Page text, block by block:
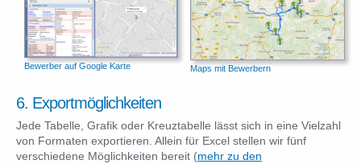
Bewerber auf Google Karte Maps mit Bewerbern
6. Exportmöglichkeiten
Jede Tabelle, Grafik oder Kreuztabelle lässt sich in eine Vielzahl
von Formaten exportieren. Allein für Excel stellen wir fünf
verschiedene Möglichkeiten bereit (mehr zu den